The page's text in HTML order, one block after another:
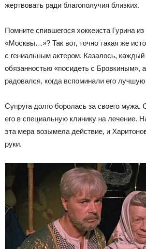
жертвовать ради благополучия близких.
Помните спившегося хоккеиста Гурина
«Москвы…»? Так вот, точно такая же
с гениальным актером. Казалось, каждый
обязанностью «посидеть с Бровкиным»,
радовался, когда вспоминали его
Супруга долго боролась за своего мужа.
его в специальную клинику на лечение.
эта мера возымела действие, и
руки.